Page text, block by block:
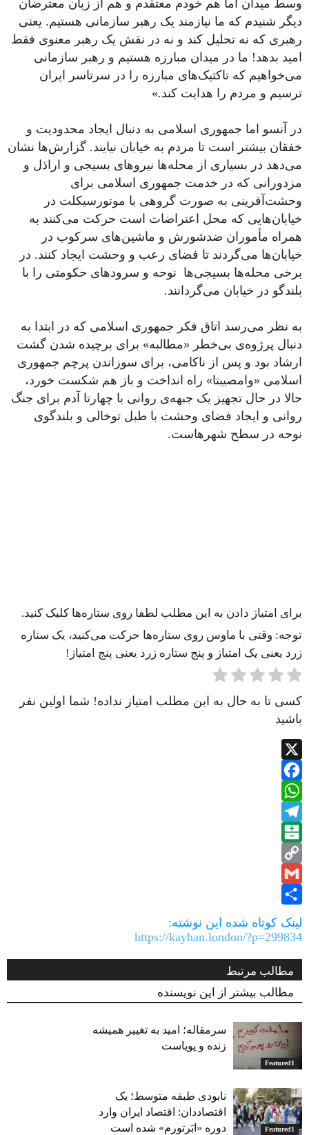
وسط میدان اما هم خودم معتقدم و هم از زبان معترضان
دیگر شنیدم که ما نیازمند یک رهبر سازمانی هستیم. یعنی
رهبری که نه تحلیل کند و نه در نقش یک رهبر معنوی فقط
امید بدهد! ما در میدان مبارزه هستیم و رهبر سازمانی
می‌خواهیم که تاکتیک‌های مبارزه را در سرتاسر ایران
ترسیم و مردم را هدایت کند.»
در آنسو اما جمهوری اسلامی به دنبال ایجاد محدودیت و
خفقان بیشتر است تا مردم به خیابان نیایند. گزارش‌ها نشان
می‌دهد در بسیاری از محله‌ها نیروهای بسیجی و اراذل و
مزدورانی که در خدمت جمهوری اسلامی برای
وحشت‌آفرینی به صورت گروهی با موتورسیکلت در
خیابان‌هایی که محل اعتراضات است حرکت می‌کنند به
همراه مأموران ضدشورش و ماشین‌های سرکوب در
خیابان‌ها می‌گردند تا فضای رعب و وحشت ایجاد کنند. در
برخی محله‌ها بسیجی‌ها نوحه و سرودهای حکومتی را با
بلندگو در خیابان‌ می‌گردانند.
به نظر می‌رسد اتاق فکر جمهوری اسلامی که در ابتدا به
دنبال پرژوه‌ی بی‌خطر «مطالبه» برای برچیده شدن گشت
ارشاد بود و پس از ناکامی، برای سوزاندن پرچم جمهوری
اسلامی «وامصیبتا» راه انداخت و باز هم شکست خورد،
حالا در حال تجهیز یک جبهه‌ی روانی با چهارتا آدم برای جنگ
روانی و ایجاد فضای وحشت با طبل توخالی و بلندگوی
نوحه در سطح شهرهاست.
برای امتیاز دادن به این مطلب لطفا روی ستاره‌ها کلیک کنید.
توجه: وقتی با ماوس روی ستاره‌ها حرکت می‌کنید، یک ستاره
زرد یعنی یک امتیاز و پنج ستاره زرد یعنی پنج امتیاز!
کسی تا به حال به این مطلب امتیاز نداده! شما اولین نفر
باشید
X
Facebook
WhatsApp
Telegram
Balatarin
Copy
Link
Gmail
Share
لینک کوتاه شده این نوشته:
https://kayhan.london/?p=299834
مطالب مرتبط
مطالب بیشتر از این نویسنده
Featured1
سرمقاله؛ امید به تغییر همیشه
زنده و پویاست
Featured1
نابودی طبقه متوسط؛ یک
اقتصاددان: اقتصاد ایران وارد
دوره «ابَرتورم» شده‌ است